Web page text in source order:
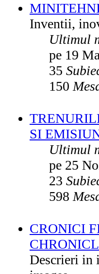
Inventii,
Ultimul
pe 19
35
150
SI
Ultimul
pe 25
23
598
CRONICI
Descrieri in